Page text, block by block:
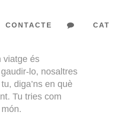
CONTACTE CAT
viatge és
lo, nosaltres
diga’ns en què
Tu tries com